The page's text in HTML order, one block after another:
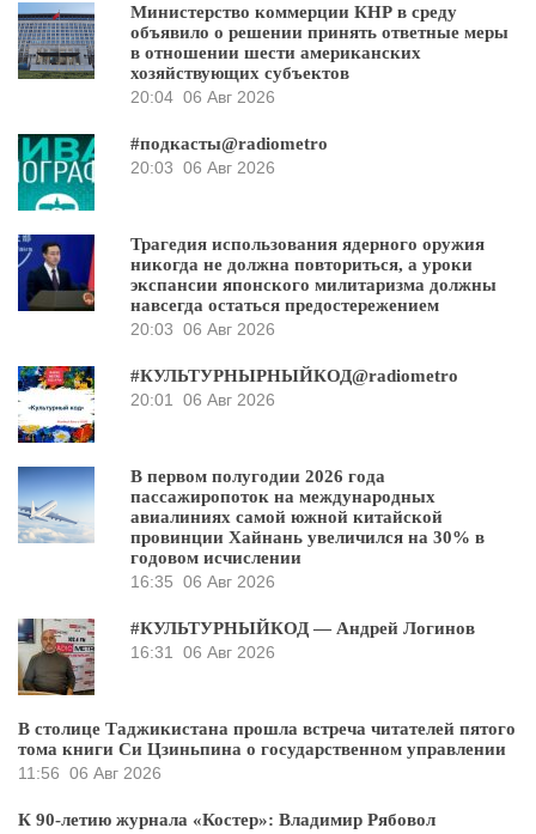
Министерство коммерции КНР в среду
объявило о решении принять ответные меры
в отношении шести американских
хозяйствующих субъектов
20:04 06 Авг 2026
#подкасты@radiometro
20:03 06 Авг 2026
Трагедия использования ядерного оружия
никогда не должна повториться, а уроки
экспансии японского милитаризма должны
навсегда остаться предостережением
20:03 06 Авг 2026
#КУЛЬТУРНЫРНЫЙКОД@radiometro
20:01
06 Авг 2026
В первом полугодии 2026 года
пассажиропоток на международных
авиалиниях самой южной китайской
провинции Хайнань увеличился на 30% в
годовом исчислении
16:35 06 Авг 2026
#КУЛЬТУРНЫЙКОД — Андрей Логинов
16:31
06 Авг 2026
В столице Таджикистана прошла встреча читателей пятого
тома книги Си Цзиньпина о государственном управлении
11:56 06 Авг 2026
К 90-летию журнала «Костер»: Владимир Рябовол